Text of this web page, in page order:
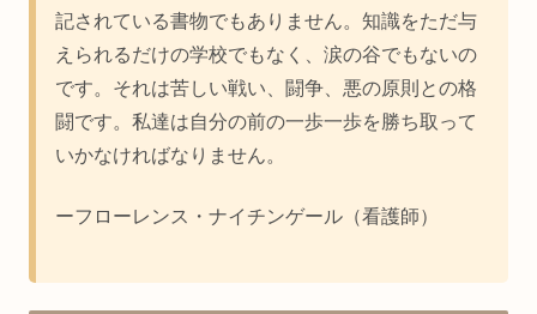
記されている書物でもありません。知識をただ与
えられるだけの学校でもなく、涙の谷でもないの
です。それは苦しい戦い、闘争、悪の原則との格
闘です。私達は自分の前の一歩一歩を勝ち取って
いかなければなりません。
ーフローレンス・ナイチンゲール（看護師）